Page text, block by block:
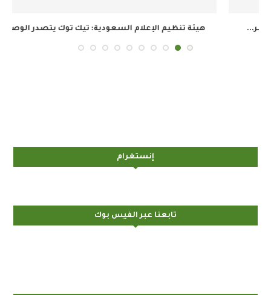
هيئة تنظيم الإعلام السعودية: تيك توك يتصدر الوصول...
إنستغرام
تابعنا عبر الفيس بوك